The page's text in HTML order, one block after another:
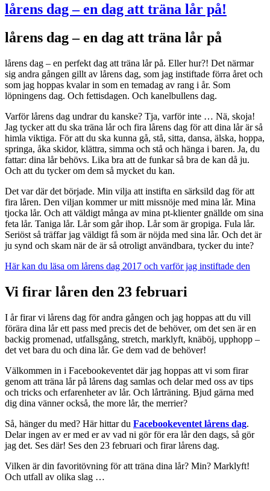
lårens dag – en dag att träna lår på!
lårens dag – en dag att träna lår på
lårens dag – en perfekt dag att träna lår på. Eller hur?! Det närmar
sig andra gången gillt av lårens dag, som jag instiftade förra året och
som jag hoppas kvalar in som en temadag av rang i år. Som
löpningens dag. Och fettisdagen. Och kanelbullens dag.
Varför lårens dag undrar du kanske? Tja, varför inte … Nä, skoja!
Jag tycker att du ska träna lår och fira lårens dag för att dina lår är så
himla viktiga. För att du ska kunna gå, stå, sitta, dansa, älska, hoppa,
springa, åka skidor, klättra, simma och stå och hänga i baren. Ja, du
fattar: dina lår behövs. Lika bra att de funkar så bra de kan då ju.
Och att du tycker om dem så mycket du kan.
Det var där det började. Min vilja att instifta en särksild dag för att
fira låren. Den viljan kommer ur mitt missnöje med mina lår. Mina
tjocka lår. Och att väldigt många av mina pt-klienter gnällde om sina
feta lår. Taniga lår. Lår som går ihop. Lår som är gropiga. Fula lår.
Seriöst så träffar jag väldigt få som är nöjda med sina lår. Och det är
ju synd och skam när de är så otroligt användbara, tycker du inte?
Här kan du läsa om lårens dag 2017 och varför jag instiftade den
Vi firar låren den 23 februari
I år firar vi lårens dag för andra gången och jag hoppas att du vill
förära dina lår ett pass med precis det de behöver, om det sen är en
backig promenad, utfallsgång, stretch, marklyft, knäböj, upphopp –
det vet bara du och dina lår. Ge dem vad de behöver!
Välkommen in i Facebookeventet där jag hoppas att vi som firar
genom att träna lår på lårens dag samlas och delar med oss av tips
och tricks och erfarenheter av lår. Och lårträning. Bjud gärna med
dig dina vänner också, the more lår, the merrier?
Så, hänger du med? Här hittar du Facebookeventet lårens dag.
Delar ingen av er med er av vad ni gör för era lår den dags, så gör
jag det. Ses där! Ses den 23 februari och firar lårens dag.
Vilken är din favoritövning för att träna dina lår? Min? Marklyft!
Och utfall av olika slag …